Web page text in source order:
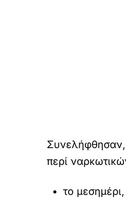
Συνελήφθησαν,
περί
το